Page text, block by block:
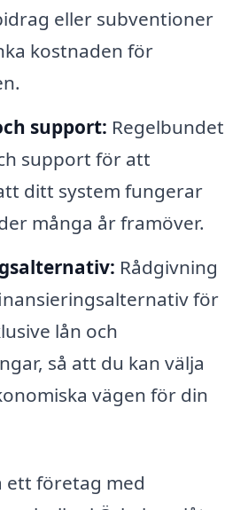
eller subventioner
kostnaden för
support: Regelbundet
support för att
ditt system fungerar
många år framöver.
Rådgivning
för
lån och
så att du kan välja
vägen för din
ett företag med